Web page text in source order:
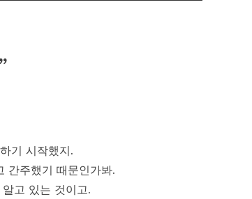
기 시작했지.
간주했기 때문인가봐.
고 있는 것이고.